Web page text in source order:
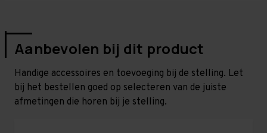
Aanbevolen bij dit product
Handige accessoires en toevoeging bij de stelling. Let
bij het bestellen goed op selecteren van de juiste
afmetingen die horen bij je stelling.